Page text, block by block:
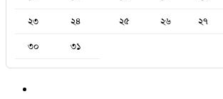
২৩
২৪ ২৫ ২৬ ২৭
৩০
৩১